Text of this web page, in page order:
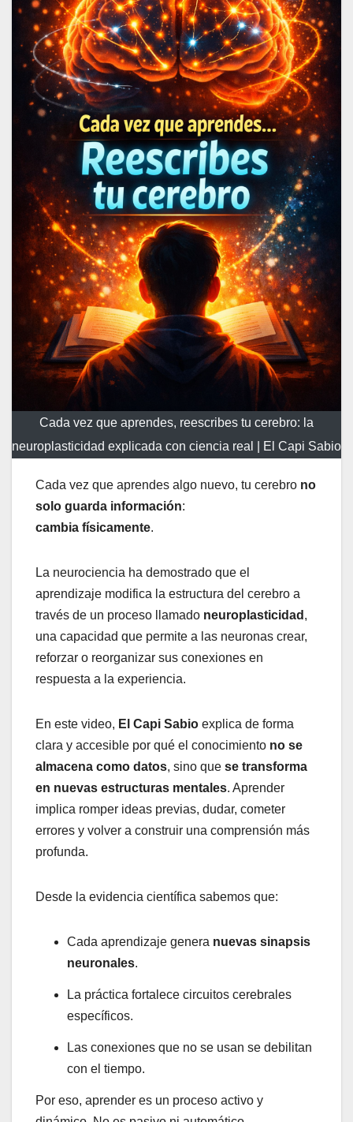
Cada vez que aprendes, reescribes tu cerebro: la
neuroplasticidad explicada con ciencia real | El Capi Sabio
Cada vez que aprendes algo nuevo, tu cerebro no
solo guarda información:
cambia físicamente.
La neurociencia ha demostrado que el
aprendizaje modifica la estructura del cerebro a
través de un proceso llamado neuroplasticidad ,
una capacidad que permite a las neuronas crear,
reforzar o reorganizar sus conexiones en
respuesta a la experiencia.
En este video, El Capi Sabio explica de forma
clara y accesible por qué el conocimiento no se
almacena como datos, sino que se transforma
en nuevas estructuras mentales. Aprender
implica romper ideas previas, dudar, cometer
errores y volver a construir una comprensión más
profunda.
Desde la evidencia científica sabemos que:
Cada aprendizaje genera nuevas sinapsis
neuronales.
La práctica fortalece circuitos cerebrales
específicos.
Las conexiones que no se usan se debilitan
con el tiempo.
Por eso, aprender es un proceso activo y